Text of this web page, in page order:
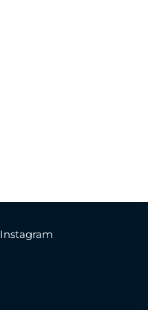
Instagram